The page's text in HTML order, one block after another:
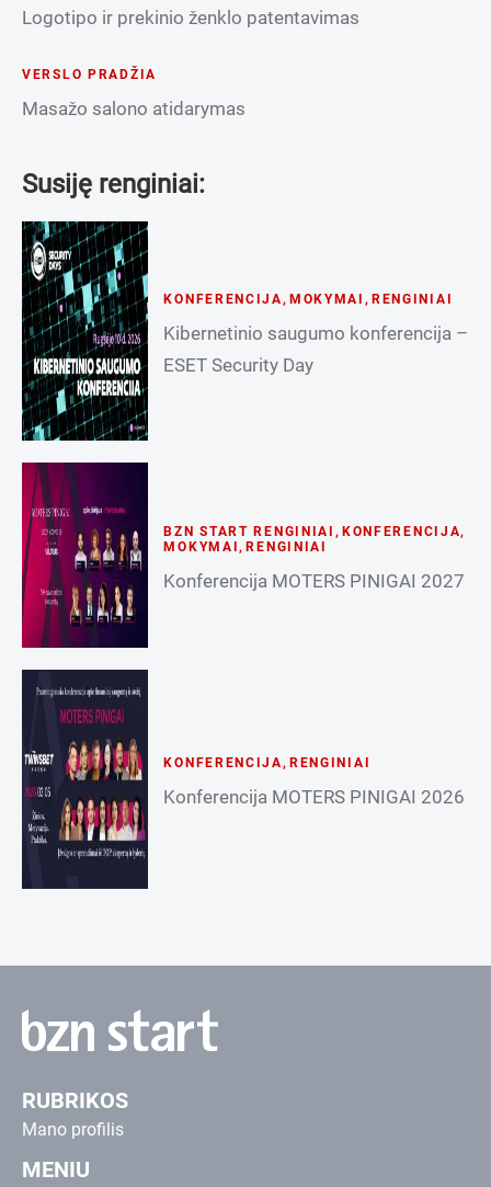
Logotipo ir prekinio ženklo patentavimas
VERSLO PRADŽIA
Masažo salono atidarymas
Susiję renginiai:
KONFERENCIJA , MOKYMAI , RENGINIAI
Kibernetinio saugumo konferencija –
ESET Security Day
BZN START RENGINIAI , KONFERENCIJA,
MOKYMAI ,RENGINIAI
Konferencija MOTERS PINIGAI 2027
KONFERENCIJA, RENGINIAI
Konferencija MOTERS PINIGAI 2026
RUBRIKOS
Mano profilis
MENIU